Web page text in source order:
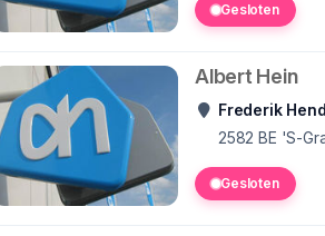
Gesloten
Albert Hein
Frederik
2582 BE 'S-
Gesloten